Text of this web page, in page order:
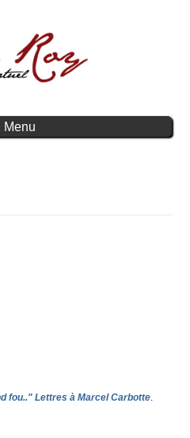
fou.." Lettres à Marcel Carbotte.